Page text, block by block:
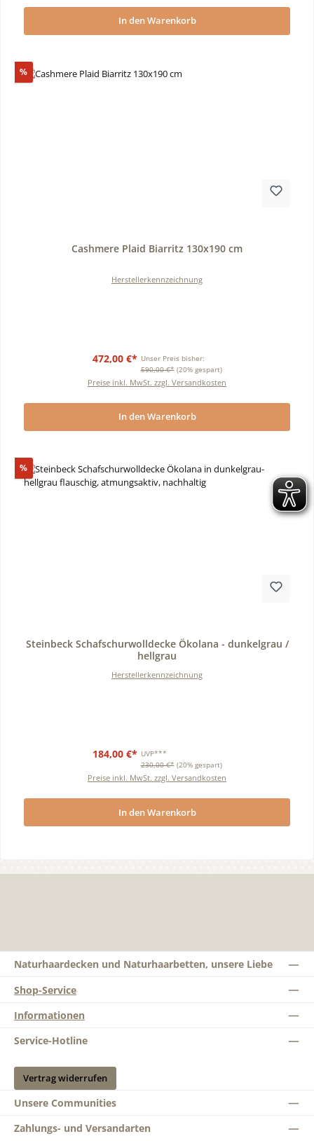
In den Warenkorb
%Rabatt
Cashmere Plaid Biarritz 130x190 cm
Herstellerkennzeichnung
472,00 €* Unser Preis bisher:
590,00 €* (20% gespart)
Preise inkl. MwSt. zzgl. Versandkosten
In den Warenkorb
%Rabatt
Steinbeck Schafschurwolldecke Ökolana - dunkelgrau /
hellgrau
Herstellerkennzeichnung
184,00 €* UVP***
230,00 €* (20% gespart)
Preise inkl. MwSt. zzgl. Versandkosten
In den Warenkorb
Naturhaardecken und Naturhaarbetten, unsere Liebe
Shop-Service
Informationen
Service-Hotline
Vertrag widerrufen
Unsere Communities
Zahlungs- und Versandarten